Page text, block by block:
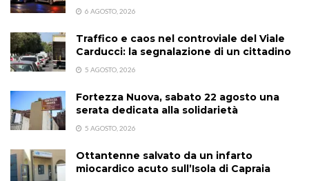
6 AGOSTO, 2026
Traffico e caos nel controviale del Viale
Carducci: la segnalazione di un cittadino
5 AGOSTO, 2026
Fortezza Nuova, sabato 22 agosto una
serata dedicata alla solidarietà
5 AGOSTO, 2026
Ottantenne salvato da un infarto
miocardico acuto sull’Isola di Capraia